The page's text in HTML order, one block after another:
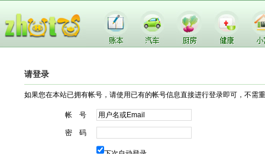
请登录
如果您在本站已拥有帐号，请使用已有的帐号信息直接进行登录即可，不需
帐 号
密 码